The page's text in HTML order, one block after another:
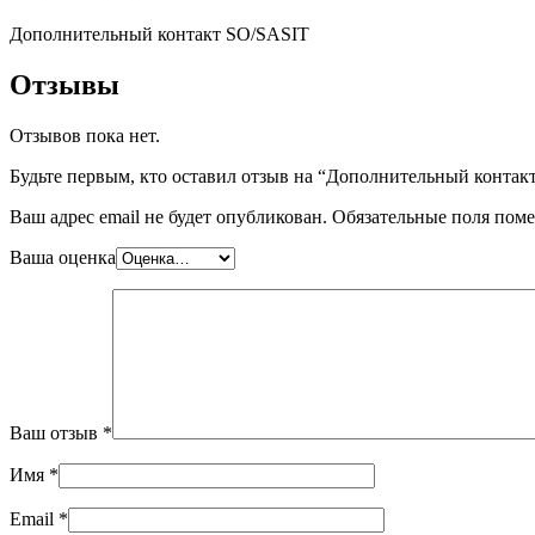
Дополнительный контакт SO/SASIT
Отзывы
Отзывов пока нет.
Будьте первым, кто оставил отзыв на “Дополнительный
Ваш адрес email не будет опубликован. Обязательные поля
Ваша оценка
Ваш отзыв *
Имя *
Email *